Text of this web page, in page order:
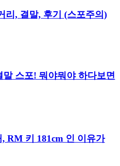
리, 결말, 후기 (스포주의)
스포! 뭐야뭐야 하다보면
RM 키 181cm 인 이유가